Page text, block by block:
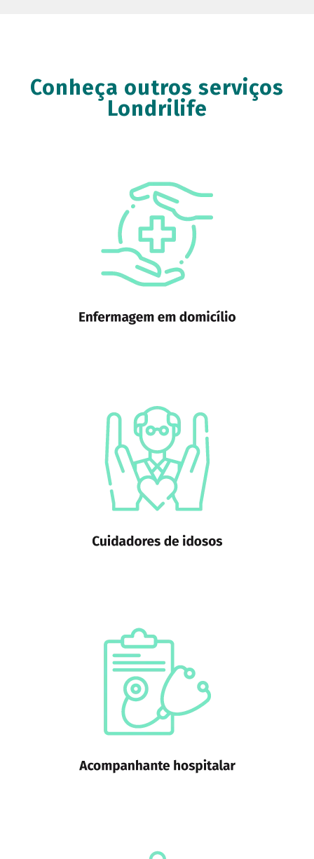
Conheça outros serviços
Londrilife